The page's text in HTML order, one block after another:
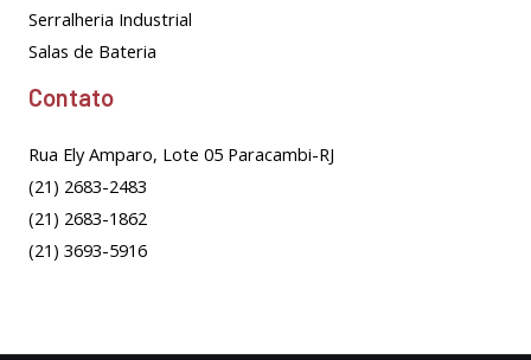
Serralheria Industrial
Salas de Bateria
Contato
Rua Ely Amparo, Lote 05 Paracambi-RJ
(21) 2683-2483
(21) 2683-1862
(21) 3693-5916